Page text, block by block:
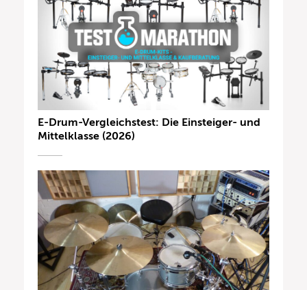
E-Drum-Vergleichstest: Die Einsteiger- und
Mittelklasse (2026)